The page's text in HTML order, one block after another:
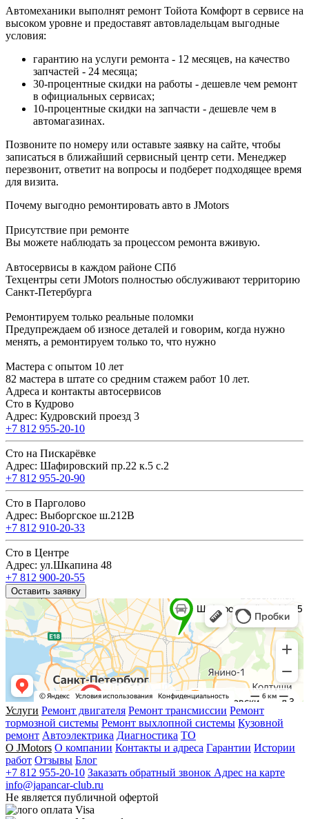
Автомеханики выполнят ремонт Тойота Комфорт в сервисе на
высоком уровне и предоставят автовладельцам выгодные
условия:
гарантию на услуги ремонта - 12 месяцев, на качество
запчастей - 24 месяца;
30-процентные скидки на работы - дешевле чем ремонт
в официальных сервисах;
10-процентные скидки на запчасти - дешевле чем в
автомагазинах.
Позвоните по номеру или оставьте заявку на сайте, чтобы
записаться в ближайший сервисный центр сети. Менеджер
перезвонит, ответит на вопросы и подберет подходящее время
для визита.
Почему выгодно ремонтировать авто в JMotors
Присутствие при ремонте
Вы можете наблюдать за процессом ремонта вживую.
Автосервисы в каждом районе СПб
Техцентры сети JMotors полностью обслуживают территорию
Санкт-Петербурга
Ремонтируем только реальные поломки
Предупреждаем об износе деталей и говорим, когда нужно
менять, а ремонтируем только то, что нужно
Мастера с опытом 10 лет
82 мастера в штате со средним стажем работ 10 лет.
Адреса и контакты автосервисов
Сто в Кудрово
Адрес: Кудровский проезд 3
+7 812 955-20-10
Сто на Пискарёвке
Адрес: Шафировский пр.22 к.5 с.2
+7 812 955-20-90
Сто в Парголово
Адрес: Выборгское ш.212В
+7 812 910-20-33
Сто в Центре
Адрес: ул.Шкапина 48
+7 812 900-20-55
Оставить заявку
Услуги Ремонт двигателя Ремонт трансмиссии Ремонт
тормозной системы Ремонт выхлопной системы Кузовной
ремонт Автоэлектрика Диагностика ТО
О JMotors О компании Контакты и адреса Гарантии Истории
работ Отзывы Блог
+7 812 955-20-10 Заказать обратный звонок Адрес на карте
info@japancar-club.ru
Не является публичной офертой